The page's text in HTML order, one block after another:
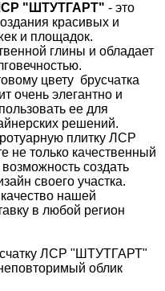
"ШТУТГАРТ" - это
красивых и
и площадок.
глины и обладает
цвету брусчатка
элегантно и
ее для
решений.
плитку ЛСР
только качественный
создать
своего участка.
нашей
в любой регион
ЛСР "ШТУТГАРТ"
облик